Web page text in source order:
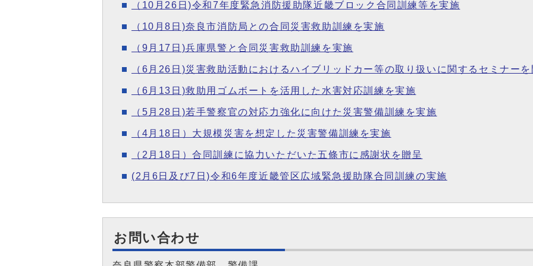
（10月26日)令和7年度緊急消防援助隊近畿ブロック合同訓練等を実施
（10月8日)奈良市消防局との合同災害救助訓練を実施
（9月17日)兵庫県警と合同災害救助訓練を実施
（6月26日)災害救助活動におけるハイブリッドカー等の取り扱いに関するセミナー
（6月13日)救助用ゴムボートを活用した水害対応訓練を実施
（5月28日)若手警察官の対応力強化に向けた災害警備訓練を実施
（4月18日）大規模災害を想定した災害警備訓練を実施
（2月18日）合同訓練に協力いただいた五條市に感謝状を贈呈
(2月6日及び7日)令和6年度近畿管区広域緊急援助隊合同訓練の実施
お問い合わせ